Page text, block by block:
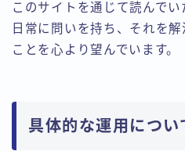
このサイトを通じて読んで
日常に問いを持ち、それを
ことを心より望んでいます。
具体的な運用につい